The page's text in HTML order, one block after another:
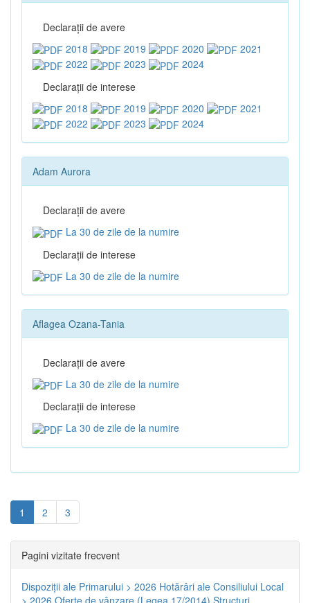
Declaraţii de avere
2018
2019 2020
2021
2022
2023
2024
Declaraţii de interese
2018
2019 2020
2021
2022
2023 2024
Adam Aurora
Declaraţii de avere
La 30 de zile de la numire
Declaraţii de interese
La 30 de zile de la numire
Aflagea Ozana-Tania
Declaraţii de avere
La 30 de zile de la numire
Declaraţii de interese
La 30 de zile de la numire
1 2 3
Pagini vizitate frecvent
Dispoziţii ale Primarului > 2026 Hotărâri ale Consiliului Local
> 2026 Oferte de vânzare (Legea 17/2014) Structuri